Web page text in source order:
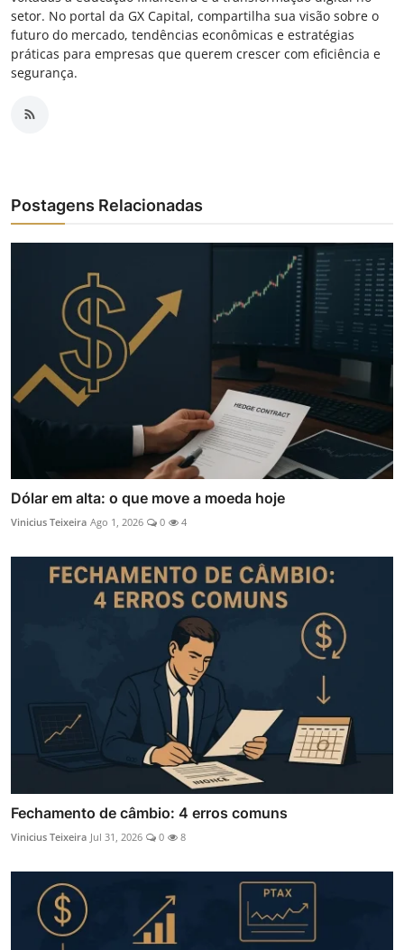
setor. No portal da GX Capital, compartilha sua visão sobre o
futuro do mercado, tendências econômicas e estratégias
práticas para empresas que querem crescer com eficiência e
segurança.
Postagens Relacionadas
Dólar em alta: o que move a moeda hoje
Vinicius Teixeira Ago 1, 2026 0 4
Fechamento de câmbio: 4 erros comuns
Vinicius Teixeira Jul 31, 2026 0 8